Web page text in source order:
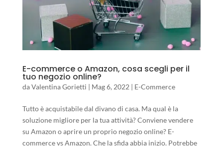
E-commerce o Amazon, cosa scegli per il
tuo negozio online?
daValentina Gorietti | Mag 6, 2022 | E-Commerce
Tutto è acquistabile dal divano di casa. Ma qual è la
soluzione migliore per la tua attività? Conviene vendere
su Amazon o aprire un proprio negozio online? E-
commerce vs Amazon. Che la sfida abbia inizio. Potrebbe